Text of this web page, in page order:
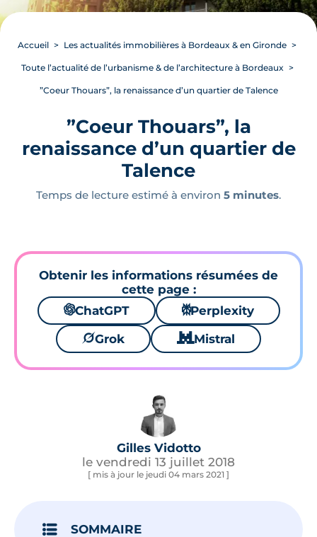
Accueil Les actualités immobilières à Bordeaux & en Gironde
Toute l’actualité de l’urbanisme & de l’architecture à Bordeaux
”Coeur Thouars”, la renaissance d’un quartier de Talence
”Coeur Thouars”, la
renaissance d’un quartier de
Talence
Temps de lecture estimé à environ 5 minutes.
Obtenir les informations résumées de
cette page :
🌌ChatGPT ⚙Perplexity
🪐Grok 🐱 Mistral
Gilles Vidotto
le vendredi 13 juillet 2018
[ mis à jour le jeudi 04 mars 2021 ]
SOMMAIRE